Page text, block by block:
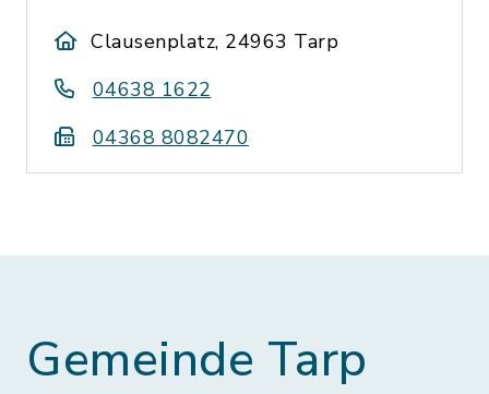
Clausenplatz, 24963 Tarp
04638 1622
04368 8082470
Gemeinde Tarp